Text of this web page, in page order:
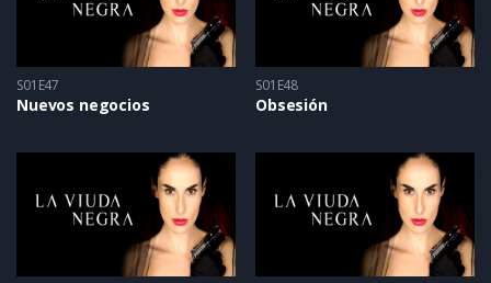
S01E47
Nuevos negocios
S01E48
Obsesión